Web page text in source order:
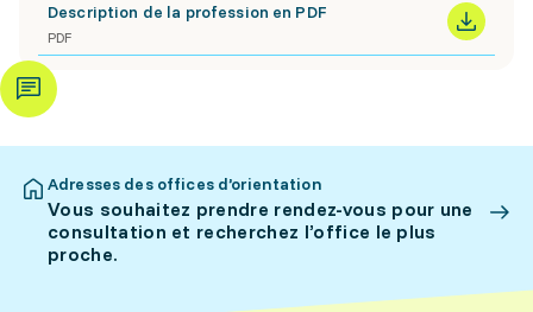
Description de la profession en PDF
PDF
Adresses des offices d’orientation
Vous souhaitez prendre rendez-vous pour une
consultation et recherchez l’office le plus
proche.